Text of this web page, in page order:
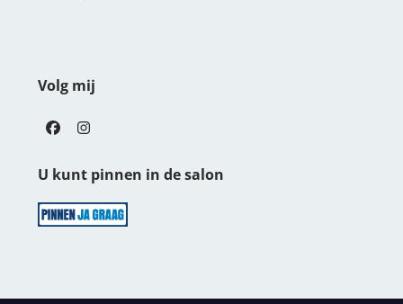
Volg mij
FacebookInstagram
U kunt pinnen in de salon